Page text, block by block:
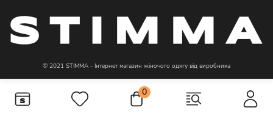
0
© 2021 STIMMA - Інтернет магазин жіночого одягу від виробника